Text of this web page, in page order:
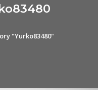
"Yurko83480"